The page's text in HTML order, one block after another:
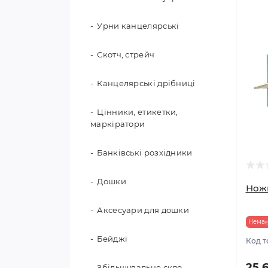
Рахунковий та навчальний
матеріал
Папки для креслення,
Урни канцелярські
Скотч, стрейч
Канцелярські дрібниці
Цінники, етикетки,
маркіратори
Банківські розхідники
Дошки
Аксесуари для дошки
Бейджі Код